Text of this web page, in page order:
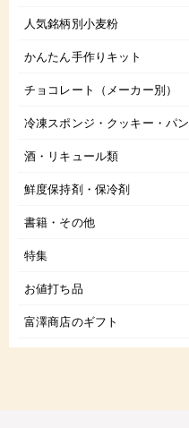
人気銘柄別小麦粉
かんたん手作りキット
チョコレート（メーカー別）
冷凍スポンジ・クッキー・パン
酒・リキュール類
鮮度保持剤・保冷剤
書籍・その他
特集
お値打ち品
富澤商店のギフト